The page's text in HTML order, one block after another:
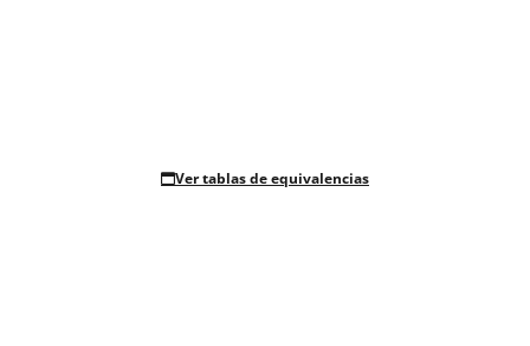
Ver tablas de equivalencias